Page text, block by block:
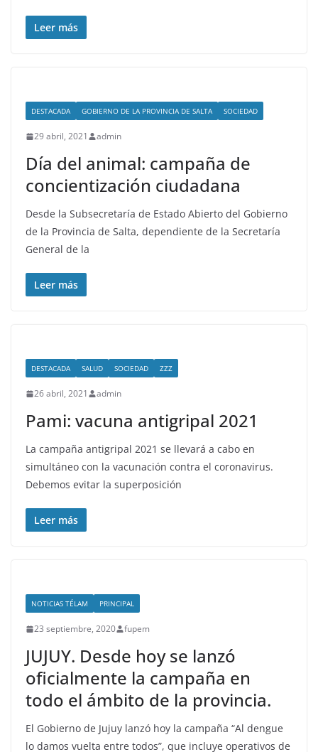
Leer más
DESTACADA GOBIERNO DE LA PROVINCIA DE SALTA SOCIEDAD
29 abril, 2021 admin
Día del animal: campaña de
concientización ciudadana
Desde la Subsecretaría de Estado Abierto del Gobierno
de la Provincia de Salta, dependiente de la Secretaría
General de la
Leer más
DESTACADA SALUD SOCIEDAD ZZZ
26 abril, 2021 admin
Pami: vacuna antigripal 2021
La campaña antigripal 2021 se llevará a cabo en
simultáneo con la vacunación contra el coronavirus.
Debemos evitar la superposición
Leer más
NOTICIAS TÉLAM PRINCIPAL
23 septiembre, 2020 fupem
JUJUY. Desde hoy se lanzó
oficialmente la campaña en
todo el ámbito de la provincia.
El Gobierno de Jujuy lanzó hoy la campaña “Al dengue
lo damos vuelta entre todos”, que incluye operativos de